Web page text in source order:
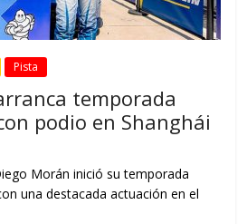
Pista
temporada
podio en Shanghái
Morán inició su temporada
una destacada actuación en el